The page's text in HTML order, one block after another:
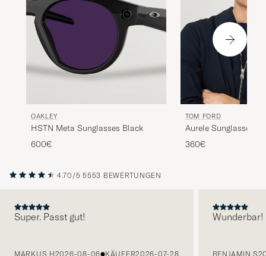
OAKLEY
HSTN Meta Sunglasses Black
600€
TOM FORD
Aurele Sunglasses
Beige/Blue
360€
4.70/5 5553 BEWERTUNGEN
Super. Passt gut!
MARKUS H2026-08-06 KÄUFER2026-07-28
Wunderbar!
BENJAMIN S